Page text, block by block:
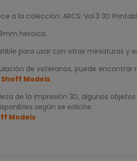
la colección: ARCS: Vol.3 3D
heroica.
para usar con otras miniaturas y
de veteranos, puede
Models
de la impresión 3D, algunos
según se solicite.
Models